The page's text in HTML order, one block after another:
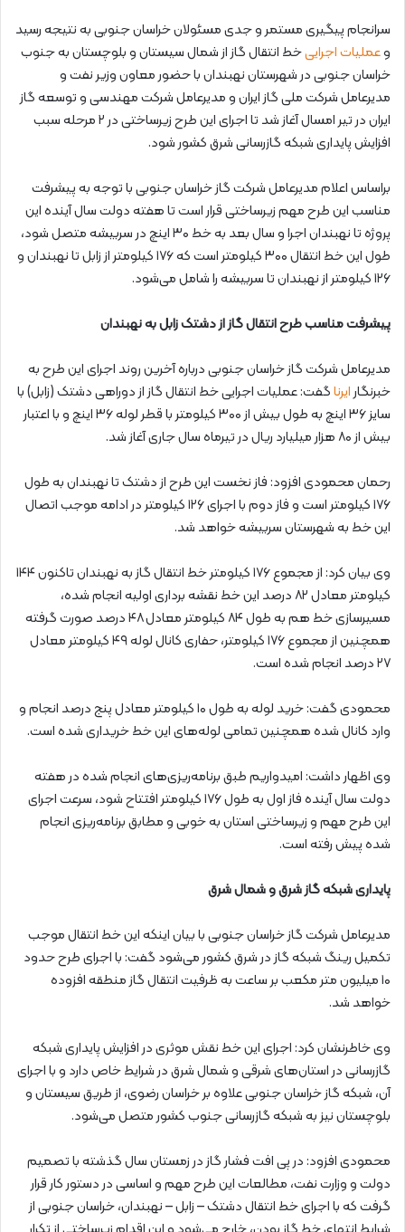
سرانجام پیگیری مستمر و جدی مسئولان خراسان جنوبی به نتیجه رسید
وعملیات اجراییخط انتقال گاز از شمال سیستان و بلوچستان به جنوب
خراسان جنوبی در شهرستان نهبندان با حضور معاون وزیر نفت و
مدیرعامل شرکت ملی گاز ایران و مدیرعامل شرکت مهندسی و توسعه گاز
ایران در تیر امسال آغاز شد تا اجرای این طرح زیرساختی در ۲ مرحله سبب
افزایش پایداری شبکه گازرسانی شرق کشور شود.
براساس اعلام مدیرعامل شرکت گاز خراسان جنوبی با توجه به پیشرفت
مناسب این طرح مهم زیرساختی قرار است تا هفته دولت سال آینده این
پروژه تا نهبندان اجرا و سال بعد به خط ۳۰ اینچ در سربیشه متصل شود،
طول این خط انتقال ۳۰۰ کیلومتر است که ۱۷۶ کیلومتر از زابل تا نهبندان و
۱۲۶ کیلومتر از نهبندان تا سربیشه را شامل می‌شود.
پیشرفت مناسب طرح انتقال گاز از دشتک زابل به نهبندان
مدیرعامل شرکت گاز خراسان جنوبی درباره آخرین روند اجرای این طرح به
خبرنگارایرناگفت: عملیات اجرایی خط انتقال گاز از دوراهی دشتک (زابل) با
سایز ۳۶ اینچ به طول بیش از ۳۰۰ کیلومتر با قطر لوله ۳۶ اینچ و با اعتبار
بیش از ۸۰ هزار میلیارد ریال در تیرماه سال جاری آغاز شد.
رحمان محمودی افزود: فاز نخست این طرح از دشتک تا نهبندان به طول
۱۷۶ کیلومتر است و فاز دوم با اجرای ۱۲۶ کیلومتر در ادامه موجب اتصال
این خط به شهرستان سربیشه خواهد شد.
وی بیان کرد: از مجموع ۱۷۶ کیلومتر خط انتقال گاز به نهبندان تاکنون ۱۴۴
کیلومتر معادل ۸۲ درصد این خط نقشه‌ برداری اولیه انجام شده،
مسیرسازی خط هم به طول ۸۴ کیلومتر معادل ۴۸ درصد صورت گرفته
همچنین از مجموع ۱۷۶ کیلومتر، حفاری کانال لوله ۴۹ کیلومتر معادل
۲۷ درصد انجام شده‌ است.
محمودی گفت: خرید لوله به طول ۱۰ کیلومتر معادل پنج درصد انجام و
وارد کانال شده‌ همچنین تمامی لوله‌های این خط خریداری شده‌ است.
وی اظهار داشت: امیدواریم طبق برنامه‌ریزی‌های انجام شده در هفته
دولت سال آینده فاز اول به طول ۱۷۶ کیلومتر افتتاح شود، سرعت اجرای
این طرح مهم و زیرساختی استان به خوبی و مطابق برنامه‌ریزی انجام
شده پیش‌ رفته است.
پایداری شبکه گاز شرق و شمال شرق
مدیرعامل شرکت گاز خراسان جنوبی با بیان اینکه این خط انتقال موجب
تکمیل رینگ شبکه گاز در شرق کشور می‌شود گفت: با اجرای طرح حدود
۱۰ میلیون متر مکعب بر ساعت به ظرفیت انتقال گاز منطقه افزوده
خواهد شد.
وی خاطرنشان کرد: اجرای این خط نقش موثری در افزایش پایداری شبکه
گازرسانی در استان‌های شرقی و شمال شرق در شرایط خاص دارد و با اجرای
آن، شبکه گاز خراسان جنوبی علاوه بر خراسان رضوی، از طریق سیستان و
بلوچستان نیز به شبکه گازرسانی جنوب کشور متصل می‌شود.
محمودی افزود: در پی افت فشار گاز در زمستان سال گذشته با تصمیم
دولت و وزارت نفت، مطالعات این طرح مهم و اساسی در دستور کار قرار
گرفت که با اجرای خط انتقال دشتک – زابل – نهبندان، خراسان جنوبی از